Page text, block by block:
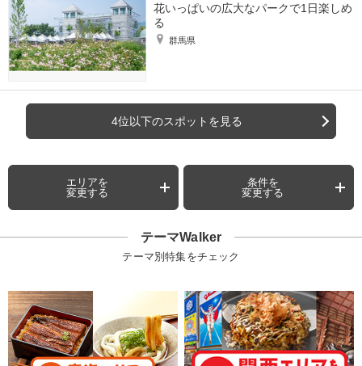
花いっぱいの広大なパークで1日楽しめ
る
群馬県
4位以下のスポットを見る
エリアを
変更する
条件を
変更する
テーマWalker
テーマ別特集をチェック